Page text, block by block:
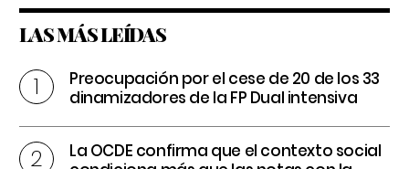
LAS MÁS LEÍDAS
Preocupación por el cese de 20 de los 33
dinamizadores de la FP Dual intensiva
La OCDE confirma que el contexto social